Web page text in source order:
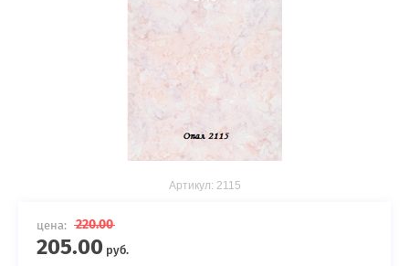
Артикул: 2115
цена: 220.00
205.00 руб.